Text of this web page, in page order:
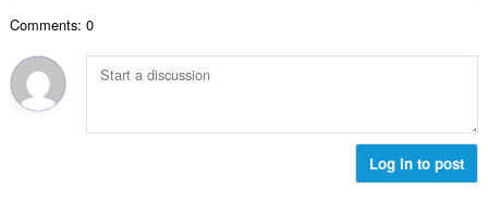
:
Comments: 0
Log in to post